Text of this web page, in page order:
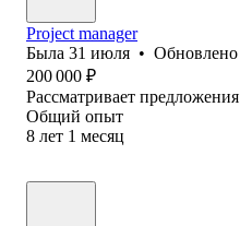
Project manager
Была 31 июля • Обновлено
200 000 ₽
Рассматривает предложения
Общий опыт
8 лет 1 месяц